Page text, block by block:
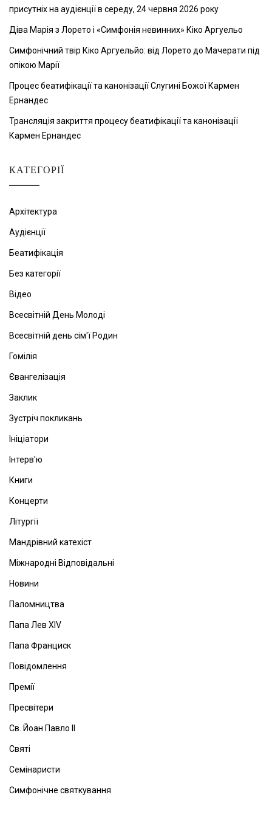
присутніх на аудієнції в середу, 24 червня 2026 року
Діва Марія з Лорето і «Симфонія невинних» Кіко Аргуельо
Симфонічний твір Кіко Аргуельйо: від Лорето до Мачерати під
опікою Марії
Процес беатифікації та канонізації Слугині Божої Кармен
Ернандес
Трансляція закриття процесу беатифікації та канонізації
Кармен Ернандес
КАТЕГОРІЇ
Архітектура
Аудієнції
Беатифікація
Без категорії
Відео
Всесвітній День Молоді
Всесвітній день сім'ї Родин
Гомілія
Євангелізація
Заклик
Зустріч покликань
Ініціатори
Інтерв'ю
Книги
Концерти
Літургії
Мандрівний катехіст
Міжнародні Відповідальні
Новини
Паломництва
Папа Лев ХІV
Папа Франциск
Повідомлення
Премії
Пресвітери
Св. Йоан Павло ІІ
Святі
Семінаристи
Симфонічне святкування